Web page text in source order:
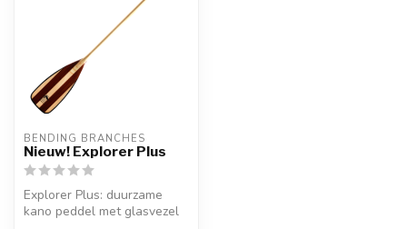
BENDING BRANCHES
Nieuw! Explorer Plus
Explorer Plus: duurzame
kano peddel met glasvezel